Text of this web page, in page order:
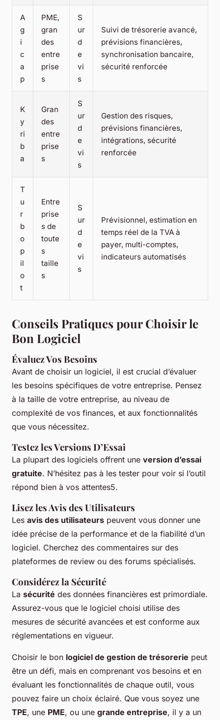
A
g
i
c
a
p
PME,
gran
des
entre
prise
s
S
ur
d
e
vi
s
Suivi de trésorerie avancé,
prévisions financières,
synchronisation bancaire,
sécurité renforcée
K
y
ri
b
a
Gran
des
entre
prise
s
S
ur
d
e
vi
s
Gestion des risques,
prévisions financières,
intégrations, sécurité
renforcée
T
u
r
b
o
p
il
o
t
Entre
prise
s de
toute
s
taille
s
S
ur
d
e
vi
s
Prévisionnel, estimation en
temps réel de la TVA à
payer, multi-comptes,
indicateurs automatisés
Conseils Pratiques pour Choisir le
Bon Logiciel
Évaluez Vos Besoins
Avant de choisir un logiciel, il est crucial d’évaluer
les besoins spécifiques de votre entreprise. Pensez
à la taille de votre entreprise, au niveau de
complexité de vos finances, et aux fonctionnalités
que vous nécessitez.
Testez les Versions D’Essai
La plupart des logiciels offrent une version d’essai
gratuite. N’hésitez pas à les tester pour voir si l’outil
répond bien à vos attentes5.
Lisez les Avis des Utilisateurs
Les avis des utilisateurs peuvent vous donner une
idée précise de la performance et de la fiabilité d’un
logiciel. Cherchez des commentaires sur des
plateformes de review ou des forums spécialisés.
Considérez la Sécurité
La sécurité des données financières est primordiale.
Assurez-vous que le logiciel choisi utilise des
mesures de sécurité avancées et est conforme aux
réglementations en vigueur.
Choisir le bon logiciel de gestion de trésorerie peut
être un défi, mais en comprenant vos besoins et en
évaluant les fonctionnalités de chaque outil, vous
pouvez faire un choix éclairé. Que vous soyez une
TPE, une PME, ou une grande entreprise, il y a un